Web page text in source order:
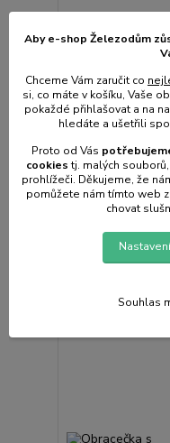
Obracečka 26cm,
dřevo
31 Kč/ks
bez
sklad | odešleme do
prac. dnů
Aby e-shop Železodům
Chceme Vám zaručit co
si, co máte v košíku, Vaše
pokaždé přihlašovat a na
hledáte a ušetřili
Proto od Vás
cookiestj. malých
prohlížeči. Děkujeme, že
pomůžete nám tímto web
chovat
Souhlas